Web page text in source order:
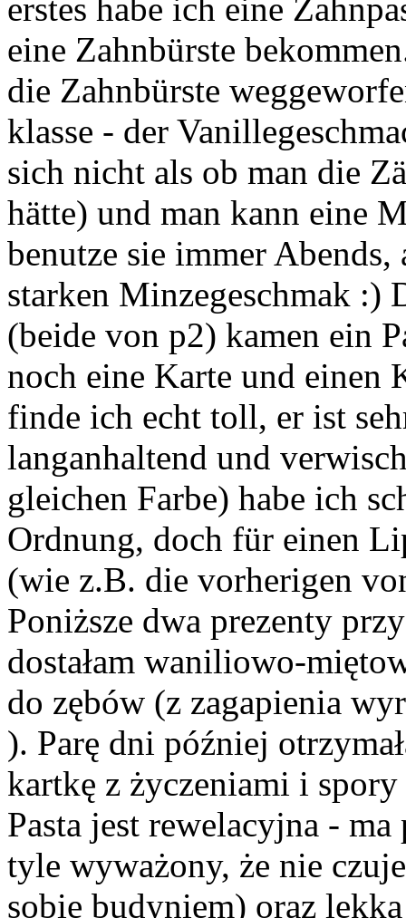
erstes habe ich eine
eine Zahnbürste
die Zahnbürste
klasse - der
sich nicht als ob man die
hätte) und man kann eine
benutze sie immer
starken Minzegeschmak :)
(beide von p2) kamen ein
noch eine Karte und einen
finde ich echt toll, er ist
langanhaltend und
gleichen Farbe) habe ich
Ordnung, doch für einen
(wie z.B. die vorherigen
Poniższe dwa prezenty
dostałam waniliowo-
do zębów (z zagapienia
). Parę dni później
kartkę z życzeniami i
Pasta jest rewelacyjna -
tyle wyważony, że nie
sobie budyniem) oraz